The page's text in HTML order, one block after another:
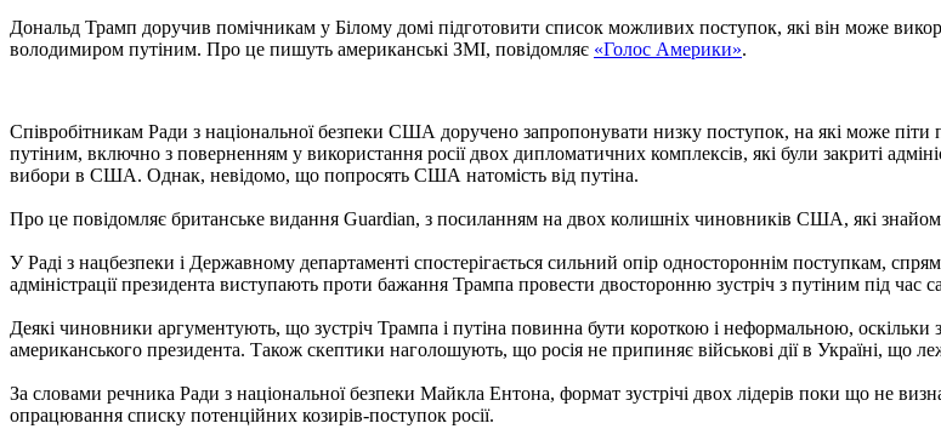
Дональд Трамп доручив помічникам у Білому домі підготовити список можливих поступок, які він може
володимиром путіним. Про це пишуть американські ЗМІ, повідомляє «Голос Америки».
Співробітникам Ради з національної безпеки США доручено запропонувати низку поступок, на які може піти
путіним, включно з поверненням у використання росії двох дипломатичних комплексів, які були закриті
вибори в США. Однак, невідомо, що попросять США натомість від путіна.
Про це повідомляє британське видання Guardian, з посиланням на двох колишніх чиновників США, які
У Раді з нацбезпеки і Державному департаменті спостерігається сильний опір одностороннім поступкам,
адміністрації президента виступають проти бажання Трампа провести двосторонню зустріч з путіним під час
Деякі чиновники аргументують, що зустріч Трампа і путіна повинна бути короткою і неформальною, оскільки
американського президента. Також скептики наголошують, що росія не припиняє військові дії в Україні, що
За словами речника Ради з національної безпеки Майкла Ентона, формат зустрічі двох лідерів поки що не
опрацювання списку потенційних козирів-поступок росії.